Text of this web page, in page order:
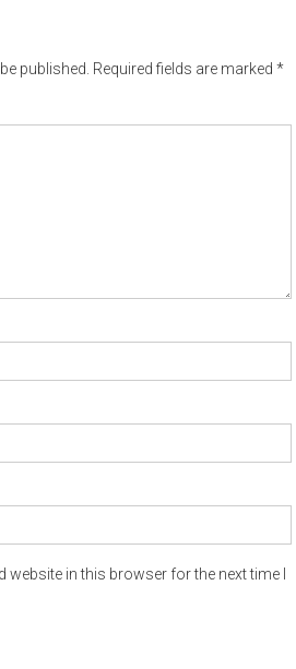
published. Required fields are marked*
website in this browser for the next time I